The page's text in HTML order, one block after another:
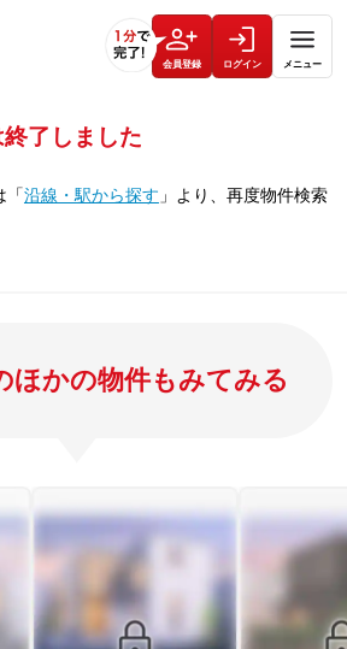
会員登録 ログイン メニュー
了しました
「沿線・駅から探す 」 より、再度物件検索
ほかの物件もみてみる